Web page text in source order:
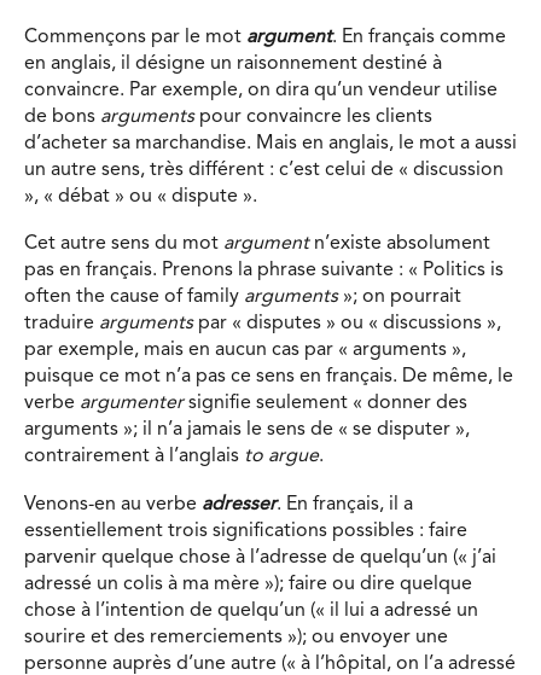
Commençons par le mot argument. En français comme
en anglais, il désigne un raisonnement destiné à
convaincre. Par exemple, on dira qu’un vendeur utilise
de bons arguments pour convaincre les clients
d’acheter sa marchandise. Mais en anglais, le mot a aussi
un autre sens, très différent : c’est celui de « discussion
», « débat » ou « dispute ».
Cet autre sens du mot argument n’existe absolument
pas en français. Prenons la phrase suivante : « Politics is
often the cause of family arguments »; on pourrait
traduire arguments par « disputes » ou « discussions »,
par exemple, mais en aucun cas par « arguments »,
puisque ce mot n’a pas ce sens en français. De même, le
verbe argumentersignifie seulement « donner des
arguments »; il n’a jamais le sens de « se disputer »,
contrairement à l’anglais to argue.
Venons-en au verbe adresser. En français, il a
essentiellement trois significations possibles : faire
parvenir quelque chose à l’adresse de quelqu’un (« j’ai
adressé un colis à ma mère »); faire ou dire quelque
chose à l’intention de quelqu’un (« il lui a adressé un
sourire et des remerciements »); ou envoyer une
personne auprès d’une autre (« à l’hôpital, on l’a adressé